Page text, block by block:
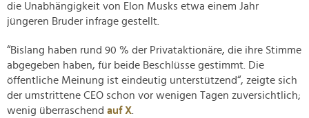
die Unabhängigkeit von Elon Musks etwa einem Jahr
jüngeren Bruder infrage gestellt.
“Bislang haben rund 90 % der Privataktionäre, die ihre Stimme
abgegeben haben, für beide Beschlüsse gestimmt. Die
öffentliche Meinung ist eindeutig unterstützend“, zeigte sich
der umstrittene CEO schon vor wenigen Tagen zuversichtlich;
wenig überraschend auf X